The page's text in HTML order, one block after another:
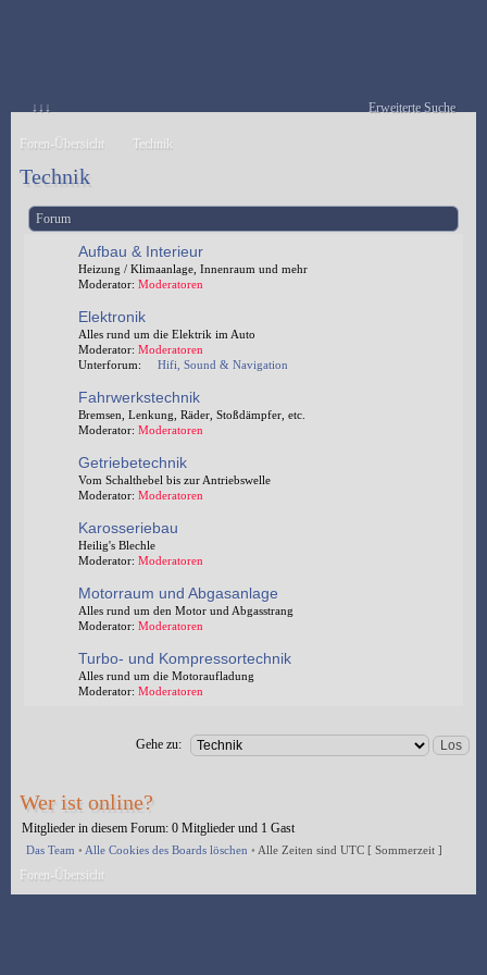
↓↓↓ Erweiterte Suche
Foren-Übersicht Technik
Technik
Forum
Aufbau & Interieur
Heizung / Klimaanlage, Innenraum und mehr
Moderator: Moderatoren
Elektronik
Alles rund um die Elektrik im Auto
Moderator: Moderatoren
Unterforum:
Hifi, Sound & Navigation
Fahrwerkstechnik
Bremsen, Lenkung, Räder, Stoßdämpfer, etc.
Moderator: Moderatoren
Getriebetechnik
Vom Schalthebel bis zur Antriebswelle
Moderator: Moderatoren
Karosseriebau
Heilig's Blechle
Moderator: Moderatoren
Motorraum und Abgasanlage
Alles rund um den Motor und Abgasstrang
Moderator: Moderatoren
Turbo- und Kompressortechnik
Alles rund um die Motoraufladung
Moderator: Moderatoren
Gehe zu:
Wer ist online?
Mitglieder in diesem Forum: 0 Mitglieder und 1 Gast
Das Team • Alle Cookies des Boards löschen • Alle Zeiten sind UTC [ Sommerzeit ]
Foren-Übersicht